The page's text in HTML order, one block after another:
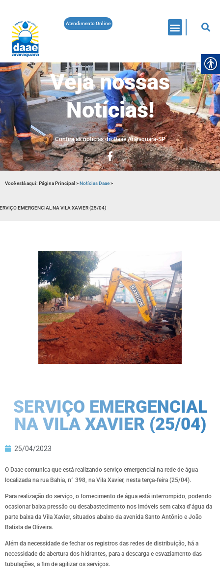
Atendimento Online
Veja nossas
Notícias!
Confira as noticias do Daae Araraquara-SP
Você está aqui: Página Principal >Notícias Daae>
EMERGENCIAL NA VILA XAVIER (25/04)
SERVIÇO EMERGENCIAL
NA VILA XAVIER (25/04)
25/04/2023
O Daae comunica que está realizando serviço emergencial na rede de água
localizada na rua Bahia, n° 398, na Vila Xavier, nesta terça-feira (25/04).
Para realização do serviço, o fornecimento de água está interrompido, podendo
ocasionar baixa pressão ou desabastecimento nos imóveis sem caixa d’água da
parte baixa da Vila Xavier, situados abaixo da avenida Santo Antônio e João
Batista de Oliveira.
Além da necessidade de fechar os registros das redes de distribuição, há a
necessidade de abertura dos hidrantes, para a descarga e esvaziamento das
tubulações, a fim de agilizar os serviços.